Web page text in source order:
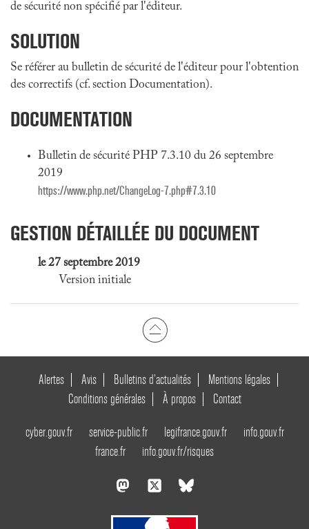
de sécurité non spécifié par l'éditeur.
SOLUTION
Se référer au bulletin de sécurité de l'éditeur pour l'obtention
des correctifs (cf. section Documentation).
DOCUMENTATION
Bulletin de sécurité PHP 7.3.10 du 26 septembre
2019
https://www.php.net/ChangeLog-7.php#7.3.10
GESTION DÉTAILLÉE DU DOCUMENT
le 27 septembre 2019
Version initiale
Alertes Avis Bulletins d’actualités
Mentions légales
Conditions générales
À propos Contact
cyber.gouv.fr service-public.fr legifrance.gouv.fr
info.gouv.fr
france.fr
info.gouv.fr/risques